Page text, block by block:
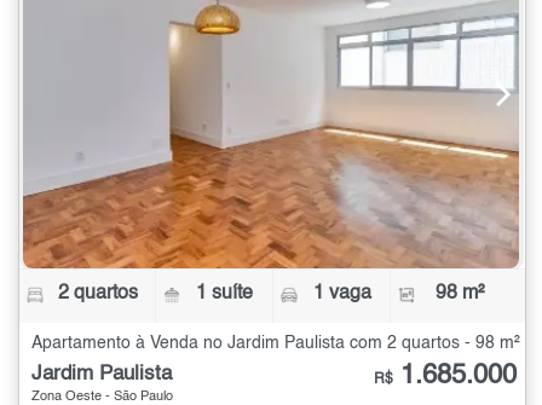
2 quartos 1 suíte 1 vaga 98 m²
Apartamento à Venda no Jardim Paulista com 2 quartos - 98 m²
Jardim Paulista
Zona Oeste - São Paulo
R$ 1.685.000